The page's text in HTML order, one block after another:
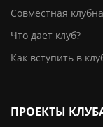
Совместная
Что дает клуб?
Как вступить в
ПРОЕКТЫ